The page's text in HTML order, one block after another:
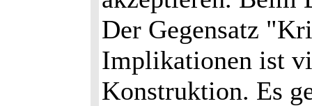
Der Gegensatz
Implikationen ist
Konstruktion. Es